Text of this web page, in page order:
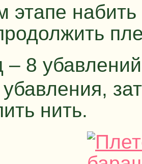
этапе
– 8
нить.